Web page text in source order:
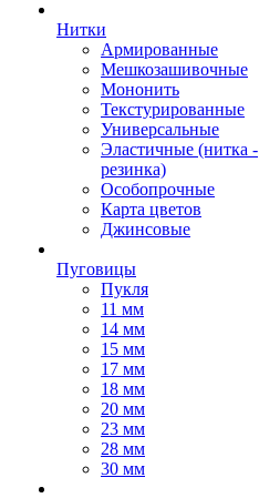
Нитки
Армированные
Мешкозашивочные
Мононить
Текстурированные
Универсальные
Эластичные (нитка -
резинка)
Особопрочные
Карта цветов
Джинсовые
Пуговицы
Пукля
11 мм
14 мм
15 мм
17 мм
18 мм
20 мм
23 мм
28 мм
30 мм